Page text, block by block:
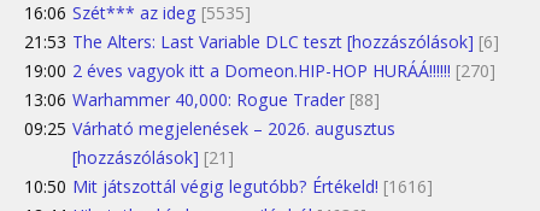
16:06 Szét*** az ideg [5535]
21:53 The Alters: Last Variable DLC teszt [hozzászólások] [6]
19:00 2 éves vagyok itt a Domeon.HIP-HOP HURÁÁ!!!!!! [270]
13:06 Warhammer 40,000: Rogue Trader [88]
09:25 Várható megjelenések – 2026. augusztus
[hozzászólások] [21]
10:50 Mit játszottál végig legutóbb? Értékeld! [1616]